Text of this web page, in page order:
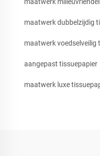
maatwerk dubbelzijdig
maatwerk voedselveilig
aangepast tissuepapier
maatwerk luxe